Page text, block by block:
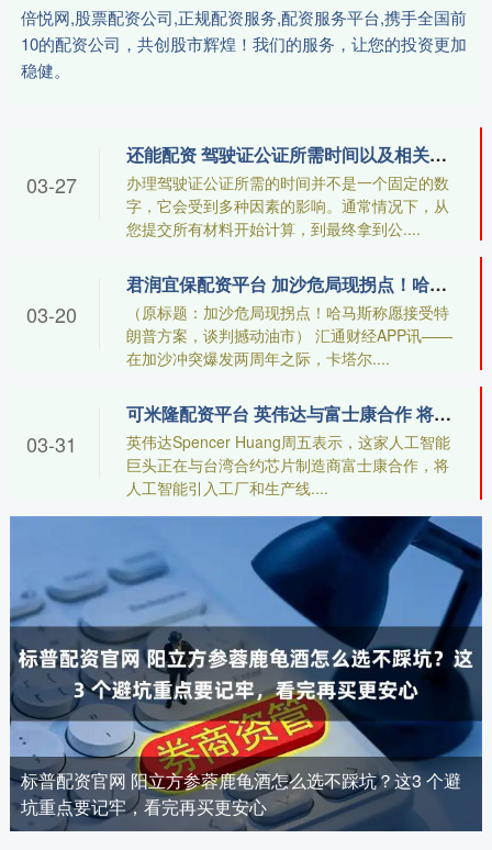
倍悦网,股票配资公司,正规配资服务,配资服务平台,携手全国前
10的配资公司，共创股市辉煌！我们的服务，让您的投资更加
稳健。
还能配资 驾驶证公证所需时间以及相关流程
办理驾驶证公证所需的时间并不是一个固定的数
字，它会受到多种因素的影响。通常情况下，从
您提交所有材料开始计算，到最终拿到公....
03-27
君润宜保配资平台 加沙危局现拐点！哈马斯称愿接受特朗普方案，谈判撼动油市
（原标题：加沙危局现拐点！哈马斯称愿接受特
朗普方案，谈判撼动油市） 汇通财经APP讯——
在加沙冲突爆发两周年之际，卡塔尔....
03-20
可米隆配资平台 英伟达与富士康合作 将人工智能引入工厂和生产线
英伟达Spencer Huang周五表示，这家人工智能
巨头正在与台湾合约芯片制造商富士康合作，将
人工智能引入工厂和生产线....
03-31
标普配资官网 阳立方参蓉鹿龟酒怎么选不踩坑？这3 个避
坑重点要记牢，看完再买更安心